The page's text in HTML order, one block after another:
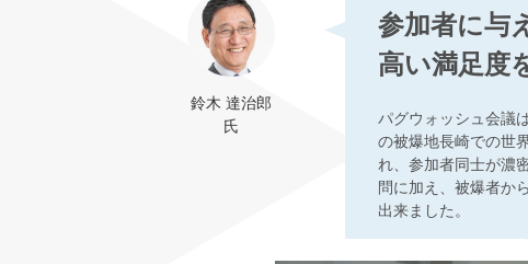
鈴木 達治郎
氏
参加者に与
高い満足度
パグウォッシュ会議
の被爆地長崎での世
れ、参加者同士が濃
問に加え、被爆者か
出来ました。